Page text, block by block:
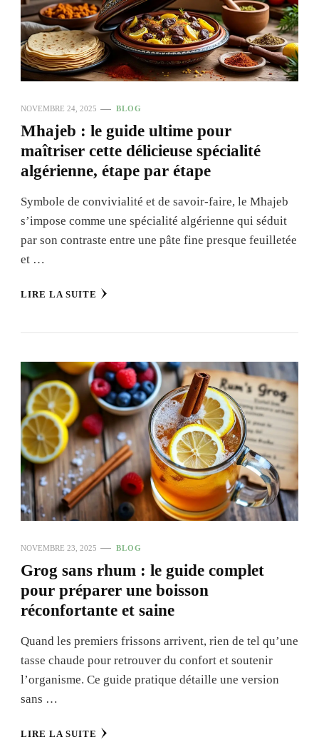
NOVEMBRE 24, 2025 BLOG
Mhajeb : le guide ultime pour
maîtriser cette délicieuse spécialité
algérienne, étape par étape
Symbole de convivialité et de savoir-faire, le Mhajeb
s’impose comme une spécialité algérienne qui séduit
par son contraste entre une pâte fine presque feuilletée
et …
LIRE LA SUITE
NOVEMBRE 23, 2025 BLOG
Grog sans rhum : le guide complet
pour préparer une boisson
réconfortante et saine
Quand les premiers frissons arrivent, rien de tel qu’une
tasse chaude pour retrouver du confort et soutenir
l’organisme. Ce guide pratique détaille une version
sans …
LIRE LA SUITE